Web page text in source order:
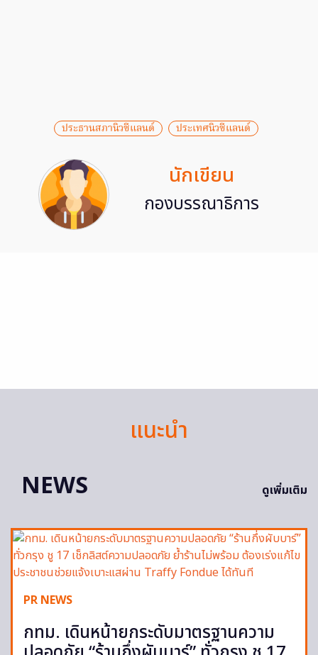
ประธานสภานิวซีแลนด์ ประเทศนิวซีแลนด์
นักเขียน
กองบรรณาธิการ
แนะนำ
NEWS
ดูเพิ่มเติม
PR NEWS
กทม. เดินหน้ายกระดับมาตรฐานความ